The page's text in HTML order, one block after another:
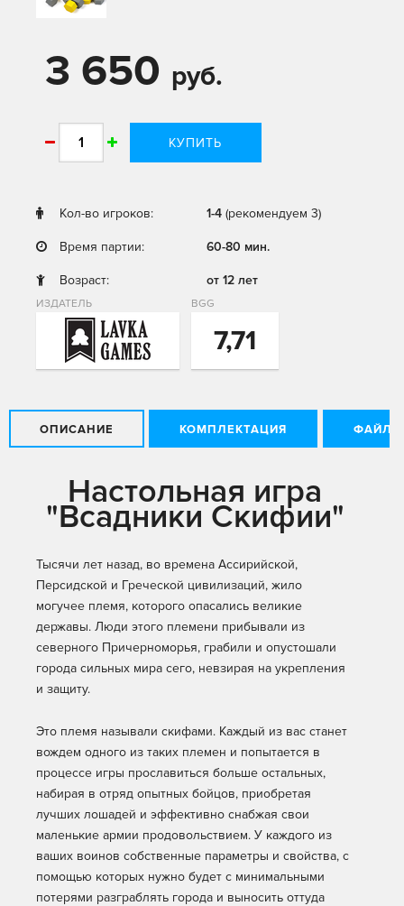
3 650 руб.
КУПИТЬ
Кол-во игроков: 1-4 (рекомендуем 3)
Время партии: 60-80 мин.
Возраст: от 12 лет
ИЗДАТЕЛЬ BGG
7,71
ОПИСАНИЕ КОМПЛЕКТАЦИЯ ФАЙЛЫ
Настольная игра
"Всадники Скифии"
Тысячи лет назад, во времена Ассирийской,
Персидской и Греческой цивилизаций, жило
могучее племя, которого опасались великие
державы. Люди этого племени прибывали из
северного Причерноморья, грабили и опустошали
города сильных мира сего, невзирая на укрепления
и защиту.
Это племя называли скифами. Каждый из вас станет
вождем одного из таких племен и попытается в
процессе игры прославиться больше остальных,
набирая в отряд опытных бойцов, приобретая
лучших лошадей и эффективно снабжая свои
маленькие армии продовольствием. У каждого из
ваших воинов собственные параметры и свойства, с
помощью которых нужно будет с минимальными
потерями разграблять города и выносить оттуда